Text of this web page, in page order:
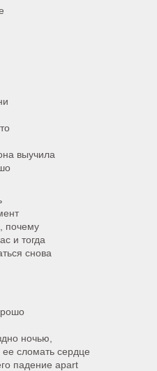
выучила
почему
и тогда
снова
ночью,
сломать сердце
падение apart